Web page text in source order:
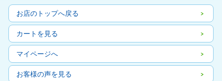
お店のトップへ戻る
カートを見る
マイページへ
お客様の声を見る